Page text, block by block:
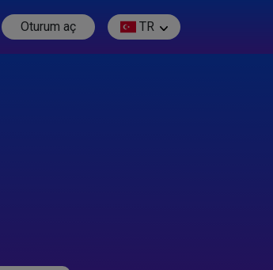
Oturum aç TR